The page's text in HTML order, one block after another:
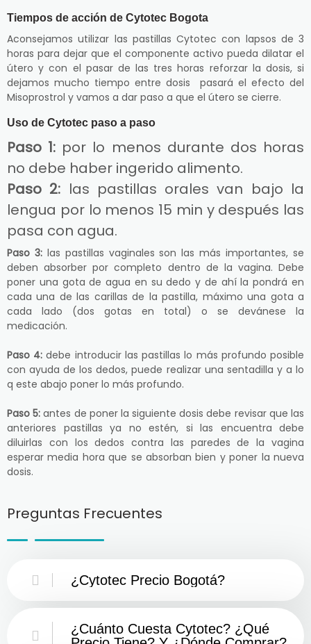
Tiempos de acción de Cytotec Bogota
Aconsejamos utilizar las pastillas Cytotec con lapsos de 3
horas para dejar que el componente activo pueda dilatar el
útero y con el pasar de las tres horas reforzar la dosis, si
dejamos mucho tiempo entre dosis pasará el efecto del
Misoprostrol y vamos a dar paso a que el útero se cierre.
Uso de Cytotec paso a paso
Paso 1: por lo menos durante dos horas
no debe haber ingerido alimento.
Paso 2: las pastillas orales van bajo la
lengua por lo menos 15 min y después las
pasa con agua.
Paso 3:las pastillas vaginales son las más importantes, se
deben absorber por completo dentro de la vagina. Debe
poner una gota de agua en su dedo y de ahí la pondrá en
cada una de las carillas de la pastilla, máximo una gota a
cada lado (dos gotas en total) o se devánese la
medicación.
Paso 4: debe introducir las pastillas lo más profundo posible
con ayuda de los dedos, puede realizar una sentadilla y a lo
q este abajo poner lo más profundo.
Paso 5: antes de poner la siguiente dosis debe revisar que las
anteriores pastillas ya no estén, si las encuentra debe
diluirlas con los dedos contra las paredes de la vagina
esperar media hora que se absorban bien y poner la nueva
dosis.
Preguntas Frecuentes
¿Cytotec Precio Bogotá?
¿Cuánto Cuesta Cytotec? ¿Qué